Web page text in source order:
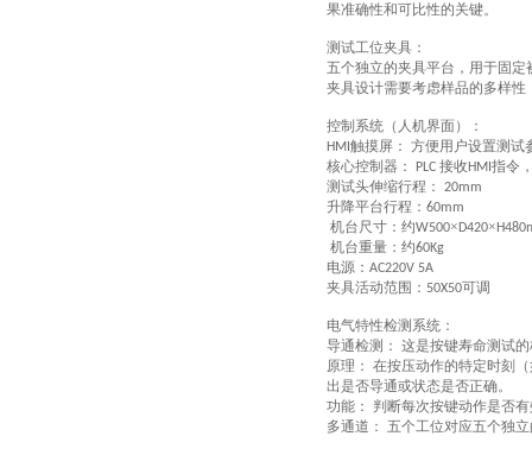
果准确性和可比性的关键。
测试工位夹具：
五个独立的夹具平台，用于固
夹具设计需要考虑样品的多样
控制系统（人机界面）：
‌HMI 触摸屏： 方便用户设置测试
核心控制器：
‌ PLC 接收 HMI 指令
测试头伸缩行程： 20mm
升降平台行程： 60mm
机台尺寸：约W500× D420×
机台重量：约60Kg
电源： AC220V 5A
夹具活动范围： 50X50可调
电气特性检测系统：
导通检测： 这是按键寿命测试
原理： 在按压动作的特定时刻
出是否导通或状态是否正确。
功能：
判断每次按键动作是否
多通道： 五个工位对应五个独